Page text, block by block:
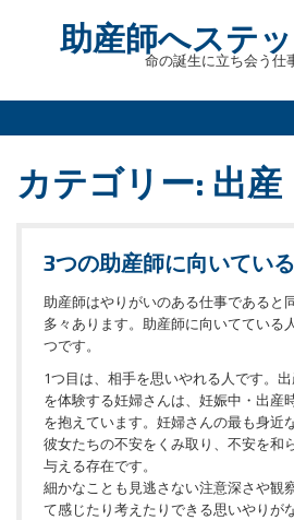
助産師へステ
命の誕生に立ち会う仕
カテゴリー: 出産
3つの助産師に向いてい
助産師はやりがいのある仕事であると
多々あります。助産師に向いてている
つです。
1つ目は、相手を思いやれる人です。
を体験する妊婦さんは、妊娠中・出産
を抱えています。妊婦さんの最も身近
彼女たちの不安をくみ取り、不安を和
与える存在です。
細かなことも見逃さない注意深さや観
て感じたり考えたりできる思いやりが